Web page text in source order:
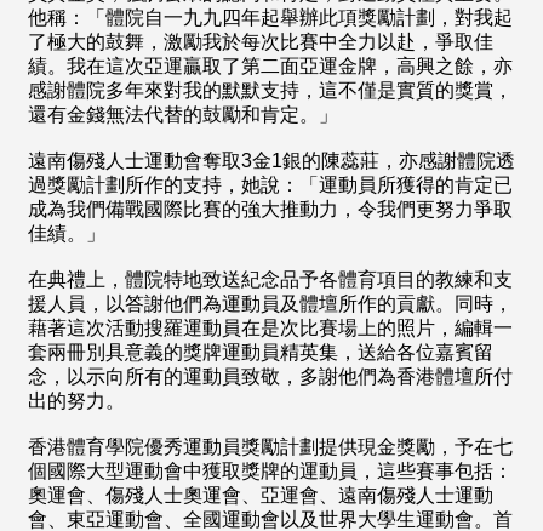
他稱：「體院自一九九四年起舉辦此項獎勵計劃，對我起
了極大的鼓舞，激勵我於每次比賽中全力以赴，爭取佳
績。我在這次亞運贏取了第二面亞運金牌，高興之餘，亦
感謝體院多年來對我的默默支持，這不僅是實質的獎賞，
還有金錢無法代替的鼓勵和肯定。」
遠南傷殘人士運動會奪取3金1銀的陳蕊莊，亦感謝體院透
過獎勵計劃所作的支持，她說：「運動員所獲得的肯定已
成為我們備戰國際比賽的強大推動力，令我們更努力爭取
佳績。」
在典禮上，體院特地致送紀念品予各體育項目的教練和支
援人員，以答謝他們為運動員及體壇所作的貢獻。同時，
藉著這次活動搜羅運動員在是次比賽場上的照片，編輯一
套兩冊別具意義的獎牌運動員精英集，送給各位嘉賓留
念，以示向所有的運動員致敬，多謝他們為香港體壇所付
出的努力。
香港體育學院優秀運動員獎勵計劃提供現金獎勵，予在七
個國際大型運動會中獲取獎牌的運動員，這些賽事包括：
奧運會、傷殘人士奧運會、亞運會、遠南傷殘人士運動
會、東亞運動會、全國運動會以及世界大學生運動會。首